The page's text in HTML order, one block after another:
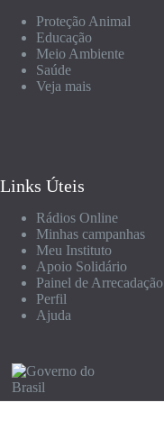
Proteção Animal
Educação
Meio Ambiente
Saúde
Veja mais
Links Úteis
Rádios Online
Minhas campanhas
Meu Instituto
Apoio Solidário
Painel de Arrecadação
Perfil
Ajuda